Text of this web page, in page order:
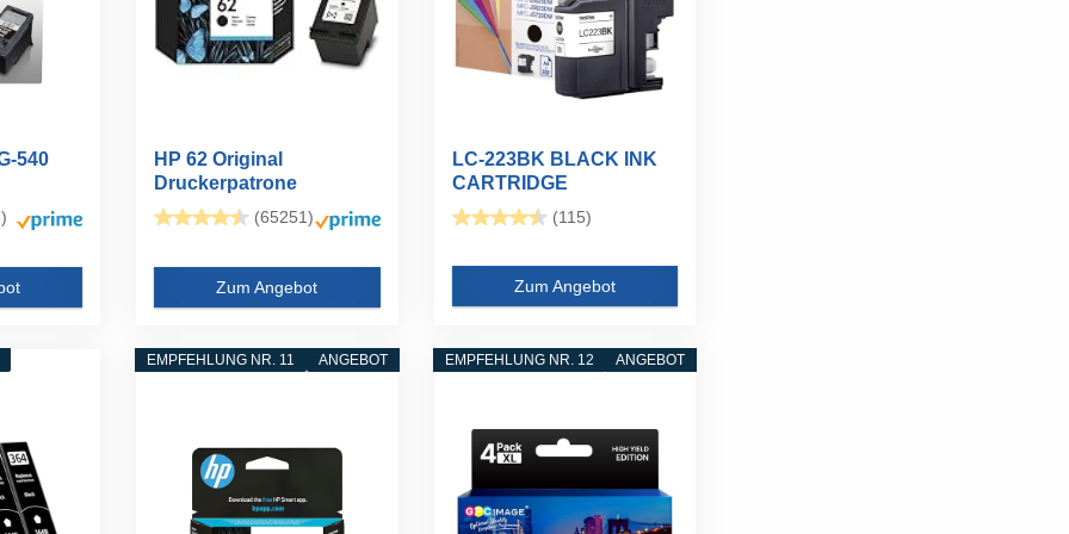
540
HP 62 Original
Druckerpatrone
OfficeJet...
(65251)
Zum Angebot
LC-223BK BLACK INK
CARTRIDGE
(115)
Zum Angebot
ANGEBOT
EMPFEHLUNG NR. 11 ANGEBOT
EMPFEHLUNG NR. 12